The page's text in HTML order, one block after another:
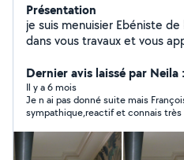
Présentation
je suis menuisier Ebéniste
dans vous travaux et vous
spécialiste en cuisine
vos conceptions ,installation
aussi des petits travaux de
pose de carrelage de plan de
d'enceintes acoustique et
des cours sur Solidworks.
Dernier avis laissé par Neila
Il y a 6 mois
Je n ai pas donné suite mais
sympathique,reactif et connais